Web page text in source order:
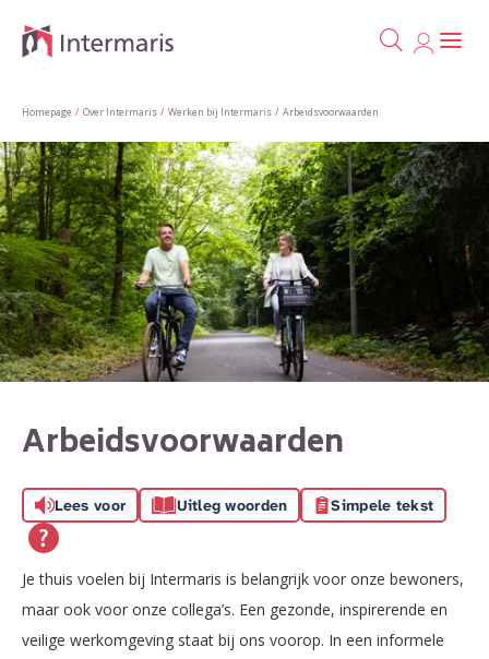
Naar hoofdinhoud
Naar hoofdnavigatiemenu
Naar zoeken
Naar de homepage Ga
Homepage Over Intermaris Werken bij Intermaris Arbeidsvoorwaarden
Arbeidsvoorwaarden
Lees voor Uitleg woorden Simpele tekst
Je thuis voelen bij Intermaris is belangrijk voor onze bewoners,
maar ook voor onze collega’s. Een gezonde, inspirerende en
veilige werkomgeving staat bij ons voorop. In een informele